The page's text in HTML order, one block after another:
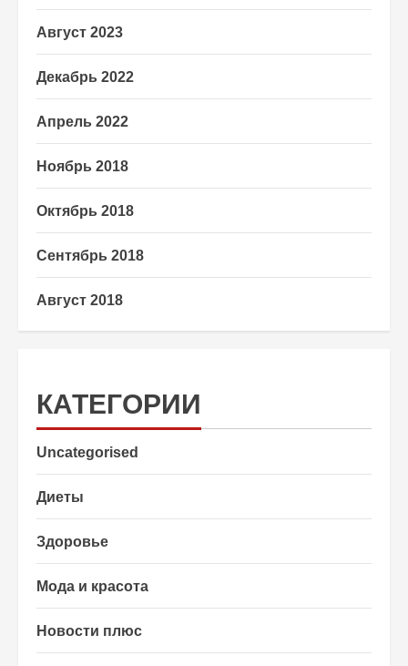
Август 2023
Декабрь 2022
Апрель 2022
Ноябрь 2018
Октябрь 2018
Сентябрь 2018
Август 2018
КАТЕГОРИИ
Uncategorised
Диеты
Здоровье
Мода и красота
Новости плюс